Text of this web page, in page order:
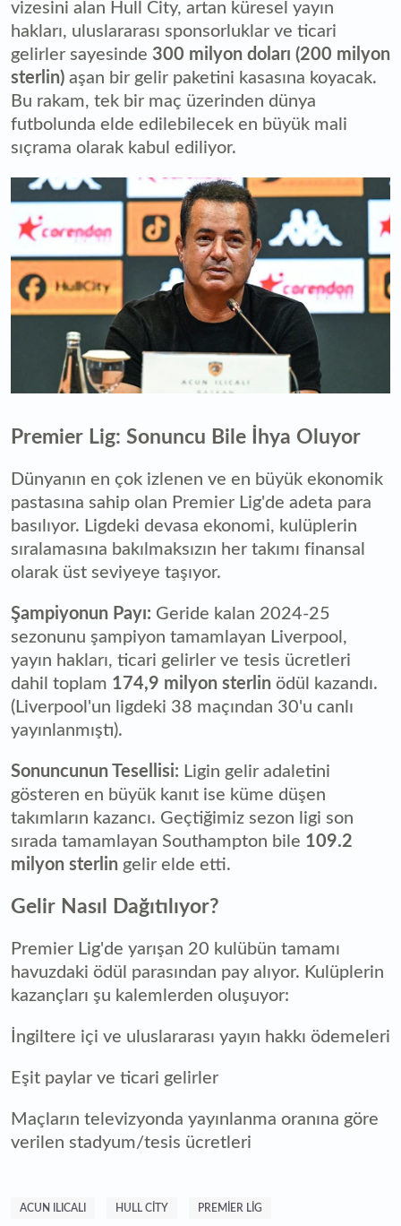
vizesini alan Hull City, artan küresel yayın
hakları, uluslararası sponsorluklar ve ticari
gelirler sayesinde 300 milyon doları (200 milyon
sterlin) aşan bir gelir paketini kasasına koyacak.
Bu rakam, tek bir maç üzerinden dünya
futbolunda elde edilebilecek en büyük mali
sıçrama olarak kabul ediliyor.
Premier Lig: Sonuncu Bile İhya Oluyor
Dünyanın en çok izlenen ve en büyük ekonomik
pastasına sahip olan Premier Lig'de adeta para
basılıyor. Ligdeki devasa ekonomi, kulüplerin
sıralamasına bakılmaksızın her takımı finansal
olarak üst seviyeye taşıyor.
Şampiyonun Payı: Geride kalan 2024-25
sezonunu şampiyon tamamlayan Liverpool,
yayın hakları, ticari gelirler ve tesis ücretleri
dahil toplam 174,9 milyon sterlin ödül kazandı.
(Liverpool'un ligdeki 38 maçından 30'u canlı
yayınlanmıştı).
Sonuncunun Tesellisi: Ligin gelir adaletini
gösteren en büyük kanıt ise küme düşen
takımların kazancı. Geçtiğimiz sezon ligi son
sırada tamamlayan Southampton bile 109.2
milyon sterlin gelir elde etti.
Gelir Nasıl Dağıtılıyor?
Premier Lig'de yarışan 20 kulübün tamamı
havuzdaki ödül parasından pay alıyor. Kulüplerin
kazançları şu kalemlerden oluşuyor:
İngiltere içi ve uluslararası yayın hakkı ödemeleri
Eşit paylar ve ticari gelirler
Maçların televizyonda yayınlanma oranına göre
verilen stadyum/tesis ücretleri
ACUN ILICALI HULL CITY PREMIER LIG